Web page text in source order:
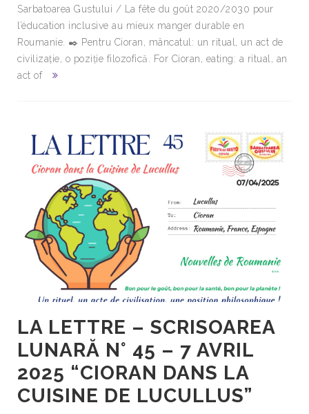
Sarbatoarea Gustului / La fête du goût 2020/2030 pour
l’éducation inclusive au mieux manger durable en
Roumanie. ✒️ Pentru Cioran, mâncatul: un ritual, un act de
civilizație, o poziție filozofică. For Cioran, eating: a ritual, an
act of
LA LETTRE – SCRISOAREA
LUNARĂ N° 45 – 7 AVRIL
2025 “CIORAN DANS LA
CUISINE DE LUCULLUS”